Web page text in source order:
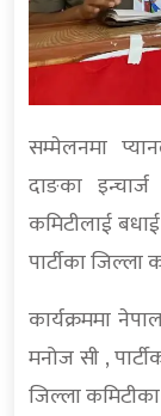
सम्मेलनमा
दाङका
कमिटीलाई
पार्टीका
कार्यक्रममा
मनोज सी ,
जिल्ला